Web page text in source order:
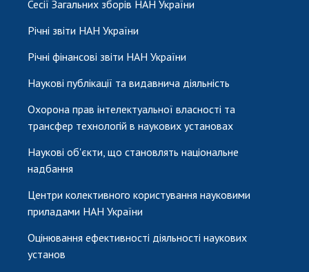
Сесії Загальних зборів НАН України
Річні звіти НАН України
Річні фінансові звіти НАН України
Наукові публікації та видавнича діяльність
Охорона прав інтелектуальної власності та
трансфер технологій в наукових установах
Наукові об'єкти, що становлять національне
надбання
Центри колективного користування науковими
приладами НАН України
Оцінювання ефективності діяльності наукових
установ